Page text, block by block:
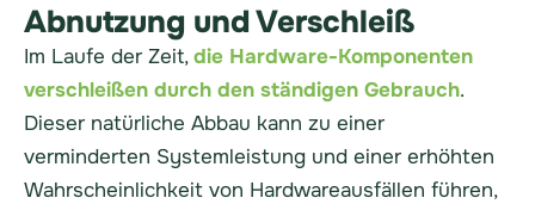
Abnutzung und Verschleiß
Im Laufe der Zeit,die Hardware-Komponenten
verschleißen durch den ständigen Gebrauch.
Dieser natürliche Abbau kann zu einer
verminderten Systemleistung und einer erhöhten
Wahrscheinlichkeit von Hardwareausfällen führen,